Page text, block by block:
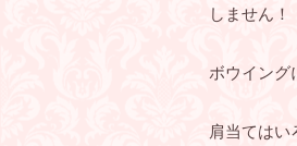
しません！
ボウイング
肩当てはい